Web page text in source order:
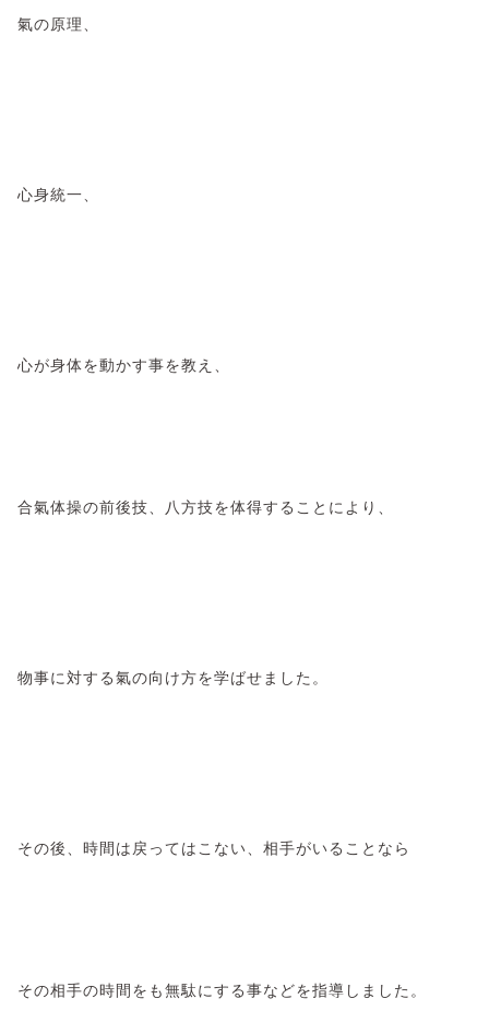
氣の原理、
心身統一、
心が身体を動かす事を教え、
合氣体操の前後技、八方技を体得することにより、
物事に対する氣の向け方を学ばせました。
その後、時間は戻ってはこない、相手がいることなら
その相手の時間をも無駄にする事などを指導しました。